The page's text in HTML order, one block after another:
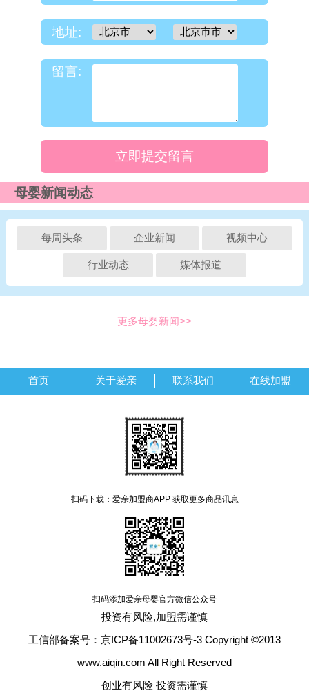
地址:
留言:
立即提交留言
母婴新闻动态
每周头条 企业新闻 视频中心
行业动态 媒体报道
更多母婴新闻>>
首页 关于爱亲 联系我们 在线加盟
扫码下载：爱亲加盟商APP 获取更多商品讯息
扫码添加爱亲母婴官方微信公众号
投资有风险,加盟需谨慎
工信部备案号：京ICP备11002673号-3 Copyright ©2013
www.aiqin.com All Right Reserved
创业有风险 投资需谨慎